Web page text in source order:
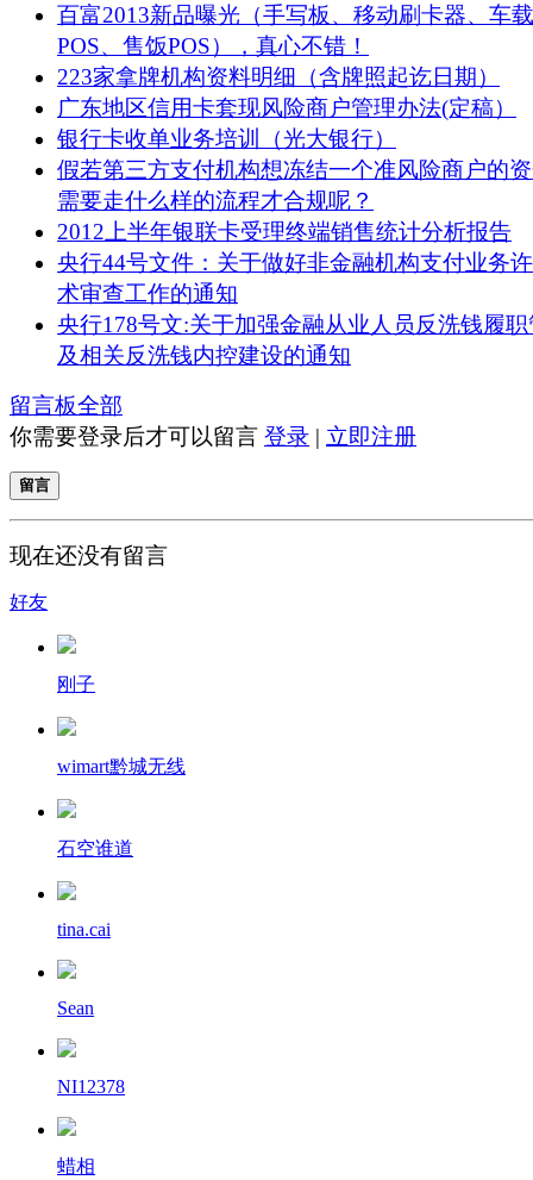
百富2013新品曝光（手写板、移动刷卡器、车载
POS、售饭POS），真心不错！
223家拿牌机构资料明细（含牌照起讫日期）
广东地区信用卡套现风险商户管理办法(定稿）
银行卡收单业务培训（光大银行）
假若第三方支付机构想冻结一个准风险商户的
需要走什么样的流程才合规呢？
2012上半年银联卡受理终端销售统计分析报告
央行44号文件：关于做好非金融机构支付业务
术审查工作的通知
央行178号文:关于加强金融从业人员反洗钱履
及相关反洗钱内控建设的通知
留言板全部
你需要登录后才可以留言 登录 | 立即注册
留言
现在还没有留言
好友
刚子
wimart黔城无线
石空谁道
tina.cai
Sean
NI12378
蜡相